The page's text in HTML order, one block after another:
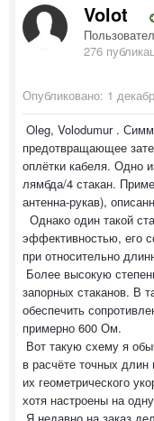
Volot
276
Опубликовано: 1
Oleg, Volodumur .
предотвращающее
оплётки кабеля. Одно
лямбда/4 стакан.
антенна-рукав),
Однако один такой
эффективностью, его
при относительно
Более высокую
запорных стаканов. В
обеспечить
примерно 600 Ом.
Вот такую схему я
в расчёте точных длин
их геометрического
хотя настроены на